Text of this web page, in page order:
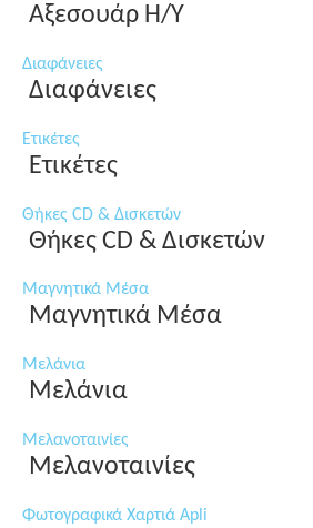
Αξεσουάρ Η/Υ
Διαφάνειες
Διαφάνειες
Ετικέτες
Ετικέτες
Θήκες CD & Δισκετών
Θήκες CD & Δισκετών
Μαγνητικά Μέσα
Μαγνητικά Μέσα
Μελάνια
Μελάνια
Μελανοταινίες
Μελανοταινίες
Φωτογραφικά Χαρτιά Apli